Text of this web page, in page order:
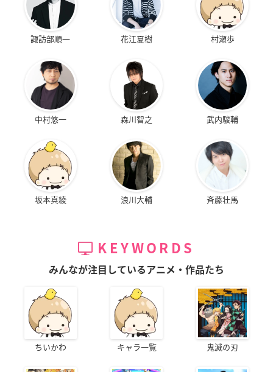
諏訪部順一 花江夏樹 村瀬歩
中村悠一 森川智之 武内駿輔
坂本真綾 浪川大輔 斉藤壮馬
KEYWORDS
みんなが注目しているアニメ・作品たち
ちいかわ キャラ一覧 鬼滅の刃